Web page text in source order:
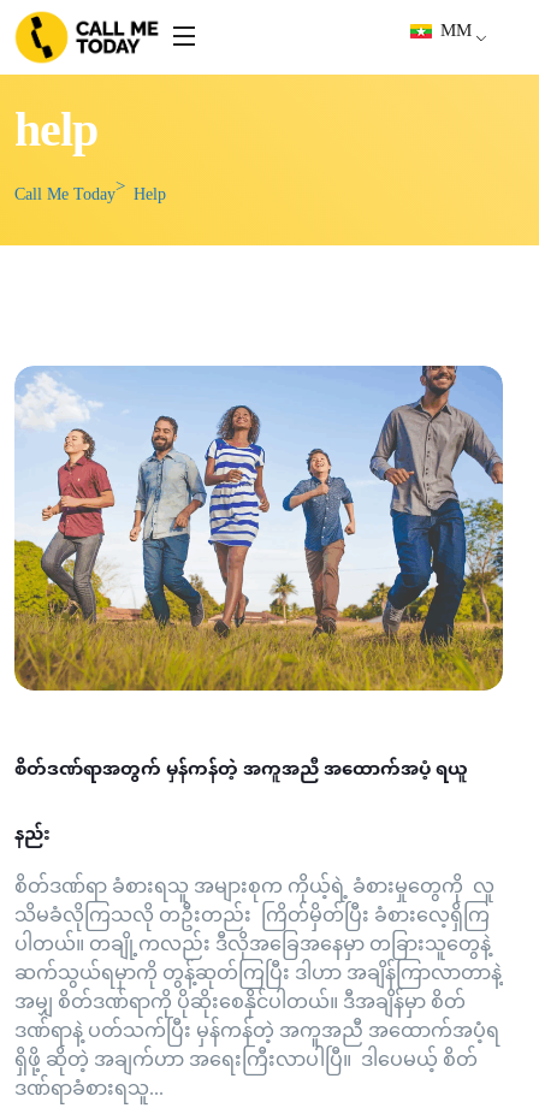
MM
help
Call Me Today Help
စိတ်ဒဏ်ရာအတွက် မှန်ကန်တဲ့ အကူအညီ အထောက်အပံ့ ရယူ
နည်း
စိတ်ဒဏ်ရာ ခံစားရသူ အများစုက ကိုယ့်ရဲ့ ခံစားမှုတွေကို လူ
သိမခံလိုကြသလို တဦးတည်း ကြိတ်မှိတ်ပြီး ခံစားလေ့ရှိကြ
ပါတယ်။ တချို့ကလည်း ဒီလိုအခြေအနေမှာ တခြားသူတွေနဲ့
ဆက်သွယ်ရမှာကို တွန့်ဆုတ်ကြပြီး ဒါဟာ အချိန်ကြာလာတာနဲ့
အမျှ စိတ်ဒဏ်ရာကို ပိုဆိုးစေနိုင်ပါတယ်။ ဒီအချိန်မှာ စိတ်
ဒဏ်ရာနဲ့ ပတ်သက်ပြီး မှန်ကန်တဲ့ အကူအညီ အထောက်အပံ့ရ
ရှိဖို့ ဆိုတဲ့ အချက်ဟာ အရေးကြီးလာပါပြီ။ ဒါပေမယ့် စိတ်
ဒဏ်ရာခံစားရသူ...